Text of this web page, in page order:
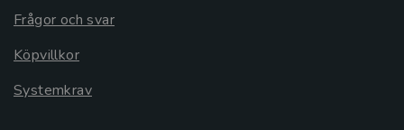
Frågor och svar
Köpvillkor
Systemkrav